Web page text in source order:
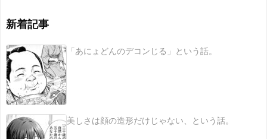
新着記事
「あにょどんのデコンじる」という話。
美しさは顔の造形だけじゃない、という話。